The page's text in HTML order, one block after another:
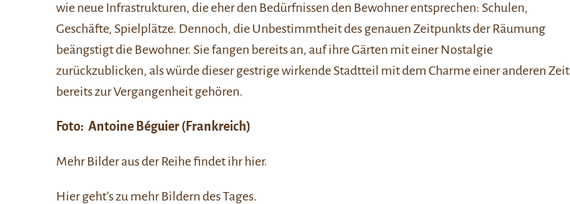
wie neue Infrastrukturen, die eher den Bedürfnissen den Bewohner entsprechen: Schulen,
Geschäfte, Spielplätze. Dennoch, die Unbestimmtheit des genauen Zeitpunkts der Räumung
beängstigt die Bewohner. Sie fangen bereits an, auf ihre Gärten mit einer Nostalgie
zurückzublicken, als würde dieser gestrige wirkende Stadtteil mit dem Charme einer anderen Zeit
bereits zur Vergangenheit gehören.
Foto: Antoine Béguier (Frankreich)
Mehr Bilder aus der Reihe findet ihr hier.
Hiergeht’s zu mehr Bildern des Tages.